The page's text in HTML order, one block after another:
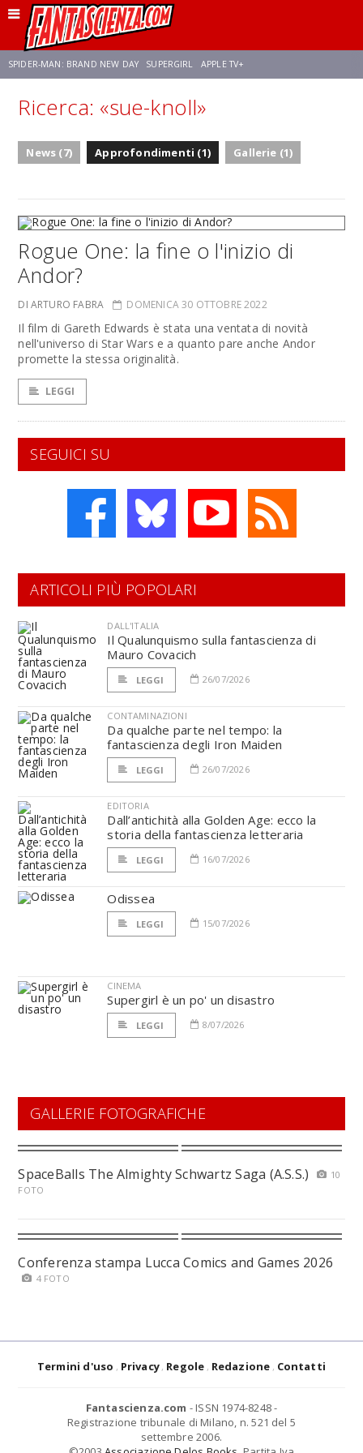
SPIDER-MAN: BRAND NEW DAY SUPERGIRL APPLE TV+
FRANCO RICCIARDIELLO ZENDAYA STAR TREK
Ricerca: «sue-knoll»
News (7) Approfondimenti (1) Gallerie (1)
Rogue One: la fine o l'inizio di
Andor?
DI ARTURO FABRA DOMENICA 30 OTTOBRE 2022
Il film di Gareth Edwards è stata una ventata di novità
nell'universo di Star Wars e a quanto pare anche Andor
promette la stessa originalità.
LEGGI
SEGUICI SU
ARTICOLI PIÙ POPOLARI
DALL'ITALIA
Il Qualunquismo sulla fantascienza di
Mauro Covacich
LEGGI 26/07/2026
CONTAMINAZIONI
Da qualche parte nel tempo: la
fantascienza degli Iron Maiden
LEGGI 26/07/2026
EDITORIA
Dall’antichità alla Golden Age: ecco la
storia della fantascienza letteraria
LEGGI 16/07/2026
Odissea
LEGGI 15/07/2026
CINEMA
Supergirl è un po' un disastro
LEGGI 8/07/2026
GALLERIE FOTOGRAFICHE
SpaceBalls The Almighty Schwartz Saga (A.S.S.)
10
FOTO
Conferenza stampa Lucca Comics and Games 2026
4 FOTO
Termini d'uso Privacy Regole Redazione Contatti
Fantascienza.com - ISSN 1974-8248 -
Registrazione tribunale di Milano, n. 521 del 5
settembre 2006.